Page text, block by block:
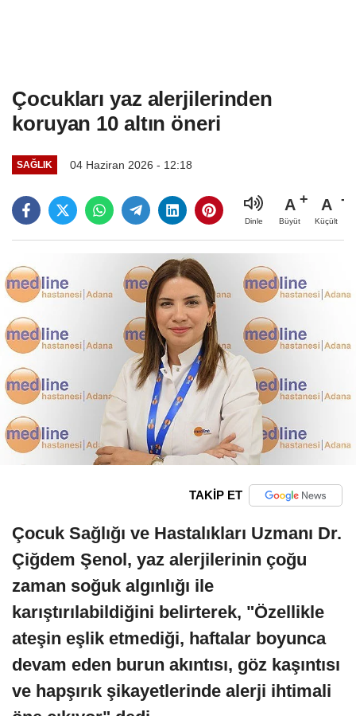
Çocukları yaz alerjilerinden
koruyan 10 altın öneri
SAĞLIK 04 Haziran 2026 - 12:18
Dinle
A
Büyüt
A
Küçült
TAKİP ET
Çocuk Sağlığı ve Hastalıkları Uzmanı Dr.
Çiğdem Şenol, yaz alerjilerinin çoğu
zaman soğuk algınlığı ile
karıştırılabildiğini belirterek, "Özellikle
ateşin eşlik etmediği, haftalar boyunca
devam eden burun akıntısı, göz kaşıntısı
ve hapşırık şikayetlerinde alerji ihtimali